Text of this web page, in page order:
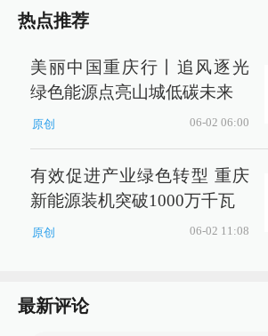
热点推荐
美丽中国重庆行丨追风逐光
绿色能源点亮山城低碳未来
原创 06-02 06:00
有效促进产业绿色转型 重庆
新能源装机突破1000万千瓦
原创 06-02 11:08
最新评论